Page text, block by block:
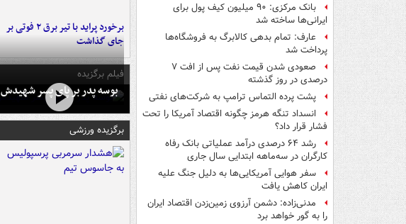
بانک مرکزی: ۹۰ میلیون کیف پول برای
ایرانی‌ها ساخته شد
عارف: تمام بدهی کالابرگ به فروشگاه‌ها
پرداخت شد
صعودی شدن قیمت نفت پس از افت ۷
درصدی در روز گذشته
پشت پرده التماس ترامپ به شرکت‌های نفتی
انسداد تنگه هرمز چگونه اقتصاد آمریکا را تحت
فشار قرار داد؟
رشد ۶۴ درصدی درآمد عملیاتی بانک رفاه
کارگران در سه‌ماهه ابتدایی سال جاری
سفر هوایی آمریکایی‌ها به دلیل جنگ علیه
ایران کاهش یافت
مدنی‌زاده: دشمن آرزوی زمین‌زدن اقتصاد ایران
را به گور خواهد برد
برخورد پراید با تیر برق ۲ فوتی بر
جای گذاشت
فیلم برگزیده
بوسه‌ پدر بر پای پسر شهیدش
برگزیده ورزشی